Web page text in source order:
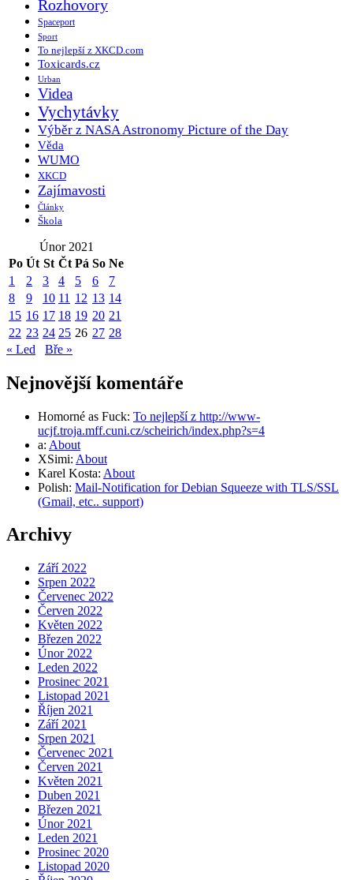
Rozhovory
Spaceport
Sport
To nejlepší z XKCD.com
Toxicards.cz
Urban
Videa
Vychytávky
Výběr z NASA Astronomy Picture of the Day
Věda
WUMO
XKCD
Zajímavosti
Články
Škola
Únor 2021
Po Út St Čt Pá So Ne
1
2 3 4 5 6
7
8
9 10 11 12 13 14
15 16 17 18 19 20 21
22 23 24 25 26 27 28
« Led
Bře »
Nejnovější komentáře
Homorné as Fuck: To nejlepší z http://www-
ucjf.troja.mff.cuni.cz/scheirich/index.php?s=4
a: About
XSimi: About
Karel Kosta: About
Polish: Mail-Notification for Debian Squeeze with TLS/SSL
(Gmail, etc.. support)
Archivy
Září 2022
Srpen 2022
Červenec 2022
Červen 2022
Květen 2022
Březen 2022
Únor 2022
Leden 2022
Prosinec 2021
Listopad 2021
Říjen 2021
Září 2021
Srpen 2021
Červenec 2021
Červen 2021
Květen 2021
Duben 2021
Březen 2021
Únor 2021
Leden 2021
Prosinec 2020
Listopad 2020